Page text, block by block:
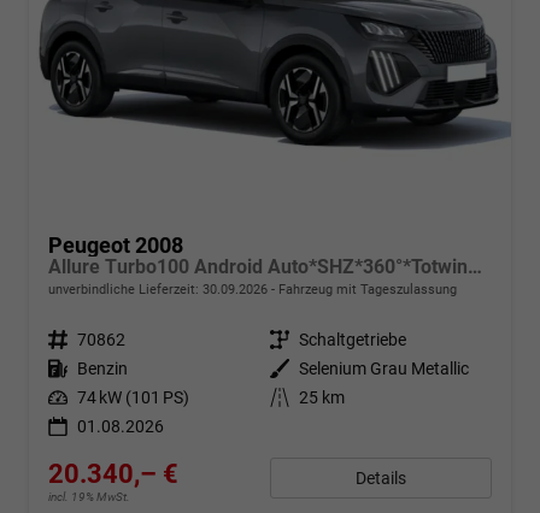
Peugeot 2008
Allure Turbo100 Android Auto*SHZ*360°*Totwinkel*Klimaauto
unverbindliche Lieferzeit: 30.09.2026 Fahrzeug mit Tageszulassung
Fahrzeugnr. 70862 Getriebe Schaltgetriebe
Kraftstoff Benzin Außenfarbe Selenium Grau Metallic
Leistung 74 kW (101 PS) Kilometerstand 25 km
01.08.2026
20.340,– €
incl. 19% MwSt.
Details